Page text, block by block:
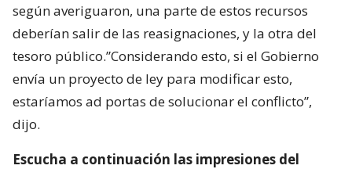
según averiguaron, una parte de estos recursos
deberían salir de las reasignaciones, y la otra del
tesoro público.”Considerando esto, si el Gobierno
envía un proyecto de ley para modificar esto,
estaríamos ad portas de solucionar el conflicto”,
dijo.
Escucha a continuación las impresiones del